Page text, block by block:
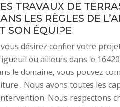
TRAVAUX DE
LES RÈGLES DE
SON ÉQUIPE
vous désirez confier votre
ou ailleurs dans le
le domaine, vous pouvez
. Nous avons toutes les
Nous respectons